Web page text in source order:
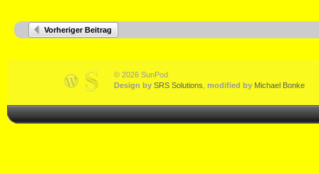
Vorheriger Beitrag
© 2026 SunPod
Design by SRS Solutions modified by Michael Bonke